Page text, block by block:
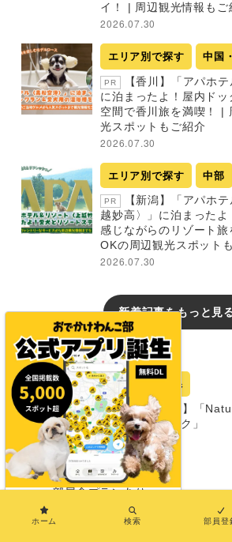
イ！ | 周辺観光情報もご
2026.07.30
エリア別で探す 中国
PR
【香川】「アパホテ
に泊まったよ！屋内ド
空間で香川旅を満喫！ |
光スポットもご紹介
2026.07.30
エリア別で探す 中部
PR
【新潟】「アパホ
越妙高〉」に泊まった
感じながらのリゾート
OKの周辺観光スポット
2026.07.30
新着記事をもっと見
おでかけレポート
宿 三重県
【三重・尾鷲市】「
LEEK オフリーク」
グランピング
同室宿泊OK
部屋食プランあり
プライベートドッグランあり
ホーム 検索 部員登